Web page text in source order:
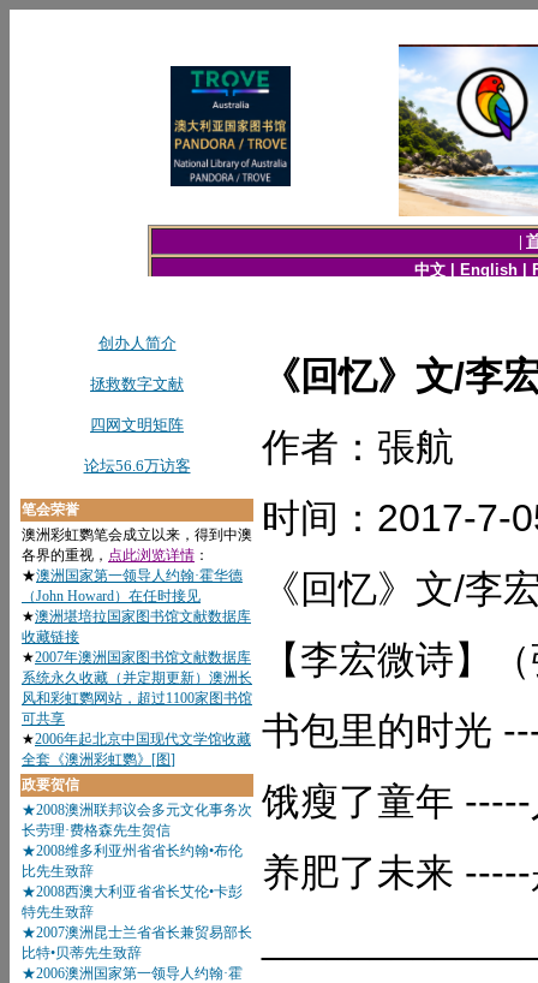
《回忆》文/李
作者：張航
时间：2017-7-
《回忆》文/李
【李宏微诗】
书包里的时光
饿瘦了童年
养肥了未来